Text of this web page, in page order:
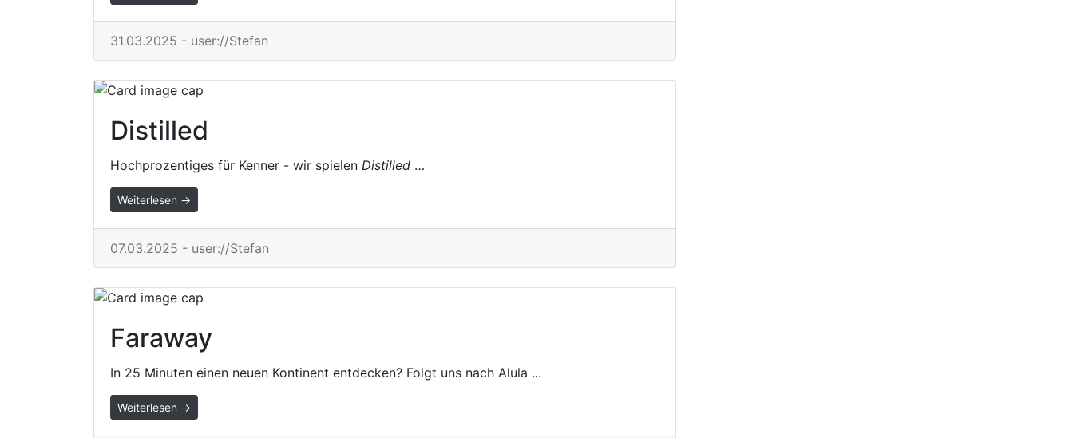
31.03.2025 - user://Stefan
Distilled
Hochprozentiges für Kenner - wir spielen Distilled …
Weiterlesen →
07.03.2025 - user://Stefan
Faraway
In 25 Minuten einen neuen Kontinent entdecken? Folgt uns nach Alula ...
Weiterlesen →